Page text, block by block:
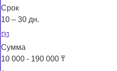
Срок
10 – 30 дн.
Сумма
10 000 - 190 000 ₸